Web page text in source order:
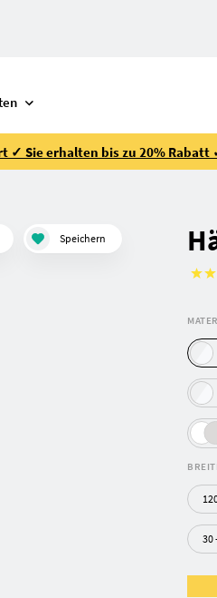
Sie erhalten bis zu 20% Rabatt
Speichern
30